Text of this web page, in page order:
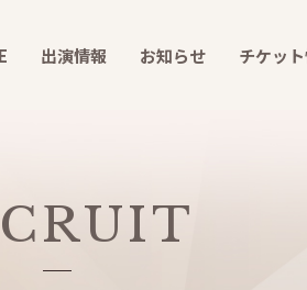
出演情報 お知らせ チケッ